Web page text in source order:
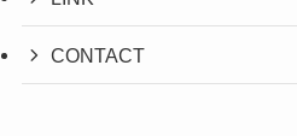
CONTACT